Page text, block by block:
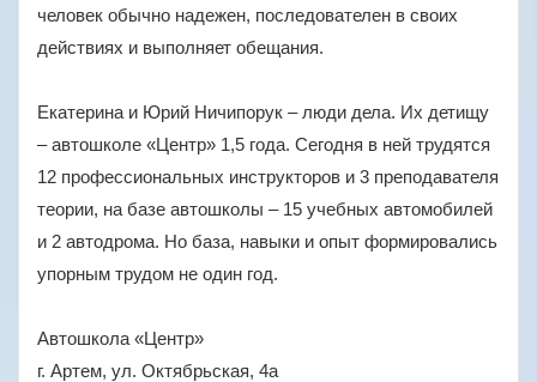
человек обычно надежен, последователен в своих
действиях и выполняет обещания.
Екатерина и Юрий Ничипорук – люди дела. Их детищу
– автошколе «Центр» 1,5 года. Сегодня в ней трудятся
12 профессиональных инструкторов и 3 преподавателя
теории, на базе автошколы – 15 учебных автомобилей
и 2 автодрома. Но база, навыки и опыт формировались
упорным трудом не один год.
Автошкола «Центр»
г. Артем, ул. Октябрьская, 4а